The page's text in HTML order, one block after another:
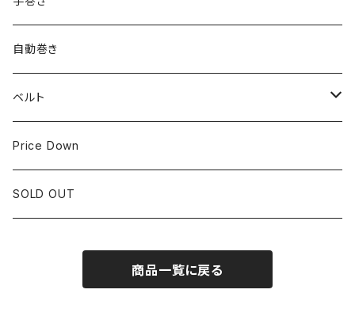
CITIZEN
25mm~29.9mm
30mm~34.9mm
35mm~39.9mm
40mm~
自動巻き
ベルト
HIRSCHベルト
SSブレスレット
Price Down
SOLD OUT
商品一覧に戻る